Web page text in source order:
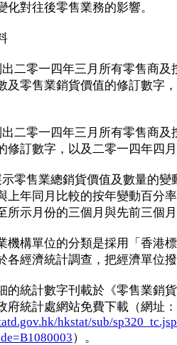
化對往後零售業務的影響。
零一四年三月所有零售商及
及零售業銷貨價值的修訂數字
零一四年三月所有零售商及
修訂數字，以及二零一四年四
售業總銷貨價值及數量的變
上年同月比較的按年變動百分
所示月份的三個月與先前三個
構單位的分類是採用「香港標
各經濟統計調查，把經濟單位
統計數字刊載於《零售業銷貨
府統計處網站免費下載（網址：
hkstat/sub/
）。